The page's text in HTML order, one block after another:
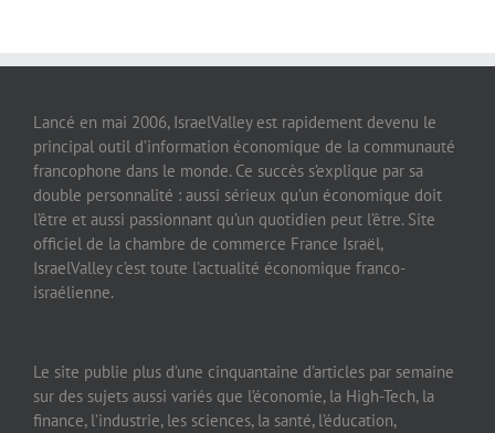
Lancé en mai 2006, IsraelValley est rapidement devenu le
principal outil d’information économique de la communauté
francophone dans le monde. Ce succès s’explique par sa
double personnalité : aussi sérieux qu’un économique doit
l’être et aussi passionnant qu’un quotidien peut l’être. Site
officiel de la chambre de commerce France Israël,
IsraelValley c’est toute l’actualité économique franco-
israélienne.
Le site publie plus d’une cinquantaine d’articles par semaine
sur des sujets aussi variés que l’économie, la High-Tech, la
finance, l’industrie, les sciences, la santé, l’éducation,